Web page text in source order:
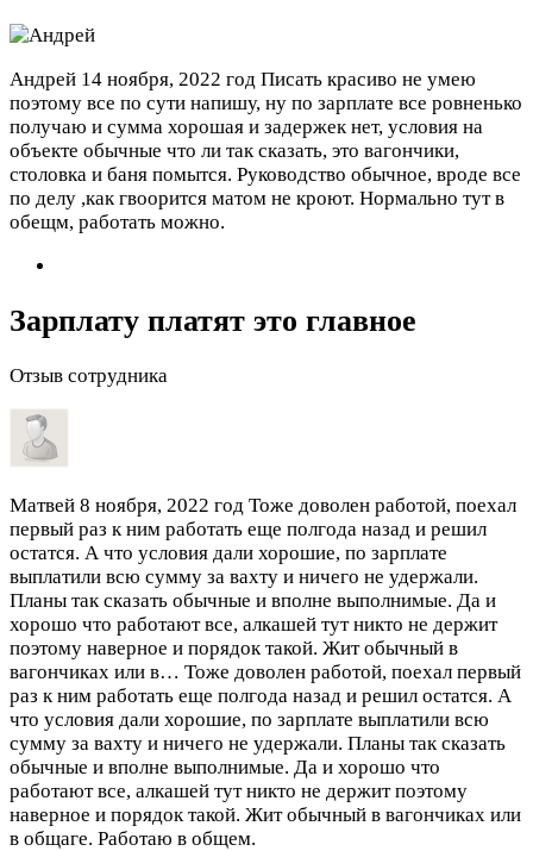
Андрей 14 ноября, 2022 год Писать красиво не умею
поэтому все по сути напишу, ну по зарплате все ровненько
получаю и сумма хорошая и задержек нет, условия на
объекте обычные что ли так сказать, это вагончики,
столовка и баня помытся. Руководство обычное, вроде все
по делу ,как гвоорится матом не кроют. Нормально тут в
обещм, работать можно.
Зарплату платят это главное
Отзыв сотрудника
Матвей 8 ноября, 2022 год Тоже доволен работой, поехал
первый раз к ним работать еще полгода назад и решил
остатся. А что условия дали хорошие, по зарплате
выплатили всю сумму за вахту и ничего не удержали.
Планы так сказать обычные и вполне выполнимые. Да и
хорошо что работают все, алкашей тут никто не держит
поэтому наверное и порядок такой. Жит обычный в
вагончиках или в… Тоже доволен работой, поехал первый
раз к ним работать еще полгода назад и решил остатся. А
что условия дали хорошие, по зарплате выплатили всю
сумму за вахту и ничего не удержали. Планы так сказать
обычные и вполне выполнимые. Да и хорошо что
работают все, алкашей тут никто не держит поэтому
наверное и порядок такой. Жит обычный в вагончиках или
в общаге. Работаю в общем.